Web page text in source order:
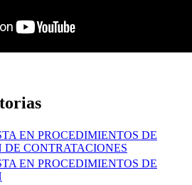
EN PROCEDIMIENTOS DE
DE CONTRATACIONES
EN PROCEDIMIENTOS DE